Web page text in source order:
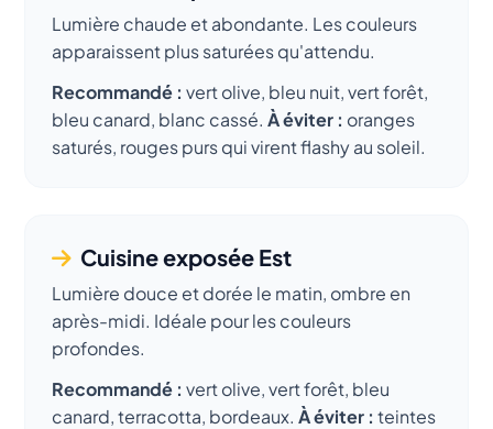
Lumière chaude et abondante. Les couleurs
apparaissent plus saturées qu'attendu.
Recommandé : vert olive, bleu nuit, vert forêt,
bleu canard, blanc cassé. À éviter : oranges
saturés, rouges purs qui virent flashy au soleil.
Cuisine exposée Est
Lumière douce et dorée le matin, ombre en
après-midi. Idéale pour les couleurs
profondes.
Recommandé : vert olive, vert forêt, bleu
canard, terracotta, bordeaux. À éviter : teintes